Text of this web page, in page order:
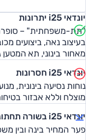
יונדאי i25 יתרונות
"תת-משפחתית" –
בעיצוב נאה, ביצועים
מאחור בינוני, תא המטען
יונדאי i25 חסרונות
נוחות נסיעה בינונית,
מוצלח וללא אבזור
יונדאי i25 בשורה תחתונה
פער המחיר בינה ובין